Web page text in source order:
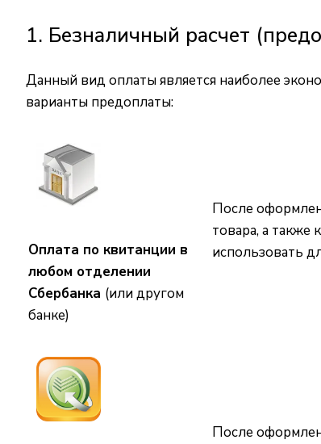
1. Безналичный расчет
Данный вид оплаты является наиболее
варианты предоплаты:
Оплата по квитанции в
любом отделении
Сбербанка (или другом
банке)
После
товара, а также
использовать
После